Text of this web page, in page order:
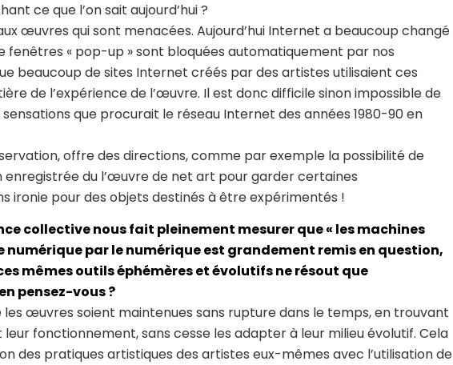
ce que l’on sait aujourd’hui ?
œuvres qui sont menacées. Aujourd’hui Internet a beaucoup changé
fenêtres « pop-up » sont bloquées automatiquement par nos
beaucoup de sites Internet créés par des artistes utilisaient ces
de l’expérience de l’œuvre. Il est donc difficile sinon impossible de
que procurait le réseau Internet des années 1980-90 en
offre des directions, comme par exemple la possibilité de
du l’œuvre de net art pour garder certaines
ironie pour des objets destinés à être expérimentés !
collective nous fait pleinement mesurer que « les machines
numérique par le numérique est grandement remis en question,
mêmes outils éphémères et évolutifs ne résout que
pensez-vous ?
œuvres soient maintenues sans rupture dans le temps, en trouvant
fonctionnement, sans cesse les adapter à leur milieu évolutif. Cela
des pratiques artistiques des artistes eux-mêmes avec l’utilisation de